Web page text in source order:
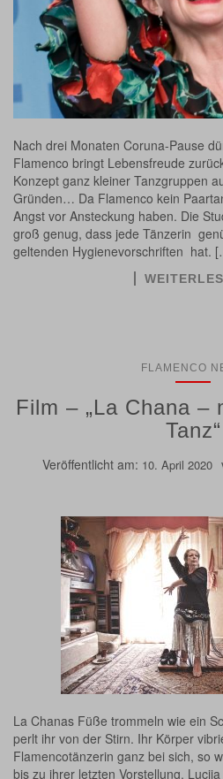
Nach drei Monaten Coruna-Pause
Flamenco bringt Lebensfreude
Konzept ganz kleiner Tanzgruppen
Gründen… Da Flamenco kein
Angst vor Ansteckung haben. Die
groß genug, dass jede Tänzerin
geltenden Hygienevorschriften hat.
FLAMENCO
Film – „La Chana –
Tanz“
Veröffentlicht am: 10. April 2020
La Chanas Füße trommeln wie ein
perlt ihr von der Stirn. Ihr Körper
Flamencotänzerin ganz bei sich, so
bis zu ihrer letzten Vorstellung.